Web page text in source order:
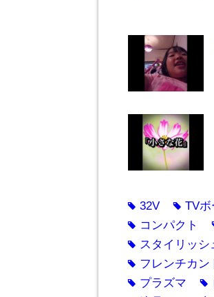
tag 32V tag TVボ
tag コンパクト
tag スタイリッシ
tag フレンチカン
tag プラズマ tag